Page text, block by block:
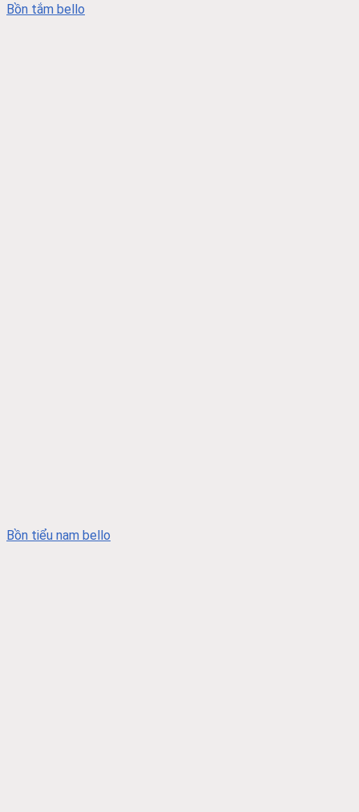
Bồn tắm bello
Bồn tiểu nam bello